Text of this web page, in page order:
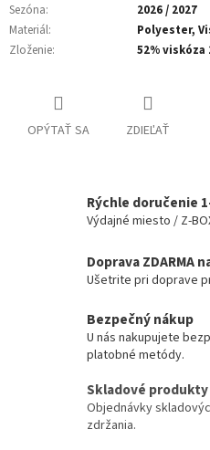
Sezóna:
2026 / 2027
Materiál:
Polyester,
Zloženie: 52%
OPÝTAŤ SA ZDIEĽAŤ
Rýchle doručenie
Výdajné miesto / Z-
Doprava ZDARMA
Ušetrite pri doprave
Bezpečný nákup
U nás nakupujete
platobné metódy.
Skladové
Objednávky
zdržania.